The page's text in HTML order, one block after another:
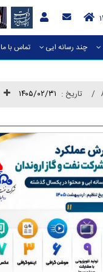
چند رسانه ایی تماس با ما
تاريخ : ۱۴۰۵/۰۲/۳۱